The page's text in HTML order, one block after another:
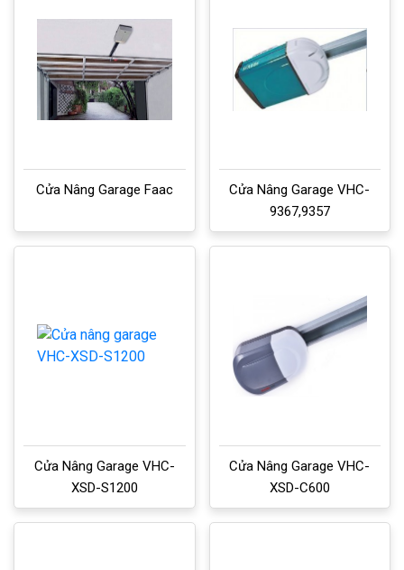
Cửa Nâng Garage Faac
Cửa Nâng Garage VHC-
9367,9357
Cửa Nâng Garage VHC-
XSD-S1200
Cửa Nâng Garage VHC-
XSD-C600